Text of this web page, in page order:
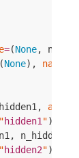
=(None,
(None), name
"hidden1 ")
"hidden2")